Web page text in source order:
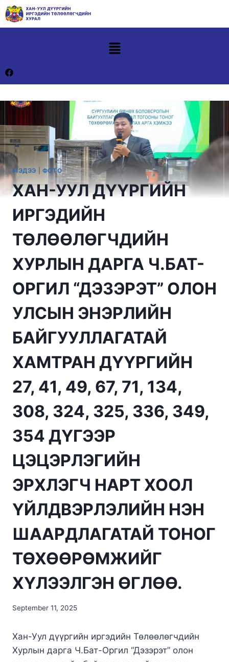
МЭДЭЭ ФОТО
ХАН-УУЛ ДҮҮРГИЙН
ИРГЭДИЙН
ТӨЛӨӨЛӨГЧДИЙН
ХУРЛЫН ДАРГА Ч.БАТ-
ОРГИЛ “ДЭЗЭРЭТ” ОЛОН
УЛСЫН ЭНЭРЛИЙН
БАЙГУУЛЛАГАТАЙ
ХАМТРАН ДҮҮРГИЙН
27, 41, 49, 67, 71, 134,
308, 324, 325, 336, 349,
354 ДҮГЭЭР
ЦЭЦЭРЛЭГИЙН
ЭРХЛЭГЧ НАРТ ХООЛ
ҮЙЛДВЭРЛЭЛИЙН НЭН
ШААРДЛАГАТАЙ ТОНОГ
ТӨХӨӨРӨМЖИЙГ
ХҮЛЭЭЛГЭН ӨГЛӨӨ.
September 11, 2025
Хан-Уул дүүргийн иргэдийн Төлөөлөгчдийн
Хурлын дарга Ч.Бат-Оргил “Дэзэрэт” олон